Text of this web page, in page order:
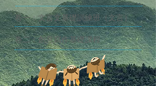
卷一：文言文基礎訓練班（文言）
卷二：創意寫作基礎課程